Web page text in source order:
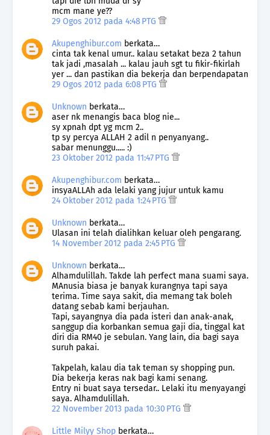
mcm mane ye??
29 Ogos 2012 pada 4:48 PTG
Akupenghibur.com berkata…
cinta tak kenal umur.. kalau setakat beza 2 tahun
tak jadi ,masalah ... kalau jauh sgt tu fikir-fikirlah
yer ... dan pastikan dia bekerja dan berpendapatan
29 Ogos 2012 pada 6:08 PTG
Unknown berkata…
aser nk menangis baca blog nie...
sy xpnah dpt yg mcm 2..
tp sy percya ALLAH 2 adil n penyanyang..
sabar menunggu..... :)
23 Oktober 2012 pada 11:47 PTG
Akupenghibur.com berkata…
insyaALLAh ada lelaki yang jujur untuk kamu
24 Oktober 2012 pada 1:24 PTG
Unknown berkata…
Ulasan ini telah dialihkan keluar oleh pengarang.
14 November 2012 pada 2:45 PTG
Unknown berkata…
Alhamdulillah. Takde lah perfect mana suami saya.
MAnusia biasa je banyak kurangnya tapi saya
terima. Time saya sakit, dia memang tak boleh
datang sebab kami berjauhan.
Tapi, sayangnya dia pada isteri dan anak-anak,
sanggup dia korbankan semua gaji dia, tinggal kat
diri dia RM40 je sebulan. Yang lain, dia bagi saya
suruh pakai.
Takpelah, kalau dia tak teman sy shopping pun.
Dia bekerja keras nak bagi kami senang.
Entry ni buat saya tersedar.. Lelaki itu menyayangi
saya. Alhamdulillah.
22 November 2013 pada 10:30 PTG
Little Milyy Shop berkata…